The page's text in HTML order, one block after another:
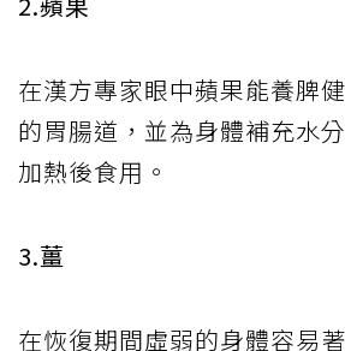
在漢方專家眼中蘋果能養脾
的胃腸道，並為身體補充水
加熱後食用。
3.薑
在恢復期間虛弱的身體容易